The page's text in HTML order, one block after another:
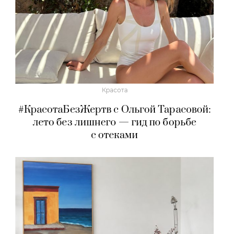
Красота
#КрасотаБезЖертв с Ольгой Тарасовой:
лето без лишнего — гид по борьбе
с отеками